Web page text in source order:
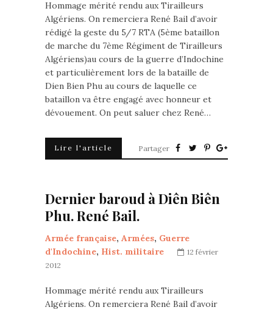
Hommage mérité rendu aux Tirailleurs
Algériens. On remerciera René Bail d’avoir
rédigé la geste du 5/7 RTA (5ème bataillon
de marche du 7ème Régiment de Tirailleurs
Algériens)au cours de la guerre d’Indochine
et particulièrement lors de la bataille de
Dien Bien Phu au cours de laquelle ce
bataillon va être engagé avec honneur et
dévouement. On peut saluer chez René…
Lire l'article Partager
Dernier baroud à Diên Biên
Phu. René Bail.
Armée française, Armées, Guerre
d'Indochine, Hist. militaire
12 février
2012
Hommage mérité rendu aux Tirailleurs
Algériens. On remerciera René Bail d’avoir